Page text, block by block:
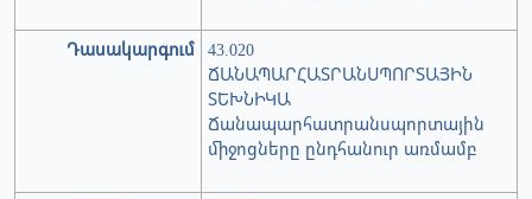
Դասակարգում 43.020
ՃԱՆԱՊԱՐՀԱՏՐԱՆՍՊՈՐՏԱՅԻՆ
ՏԵԽՆԻԿԱ
Ճանապարհատրանսպորտային
միջոցները ընդհանուր առմամբ